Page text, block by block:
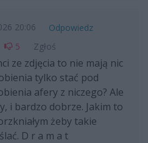
20:06
Odpowiedz
5 Zgłoś
ze zdjęcia to nie mają nic
tylko stać pod
afery z niczego? Ale
i bardzo dobrze. Jakim to
żeby takie
D r a m a t